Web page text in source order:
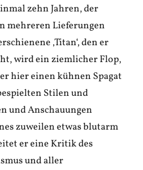
zehn Jahren, der
mehreren Lieferungen
‚Titan‘, den er
wird ein ziemlicher Flop,
hier einen kühnen Spagat
Stilen und
und Anschauungen
zuweilen etwas blutarm
er eine Kritik des
und aller